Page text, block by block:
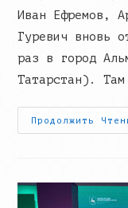
Иван Ефремов,
Гуревич вновь
раз в город
Татарстан).
Продолжить